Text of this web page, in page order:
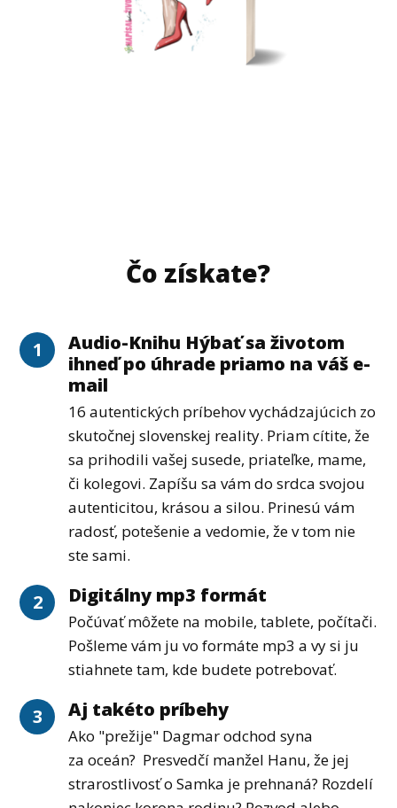
Čo získate?
1
Audio-Knihu Hýbať sa životom
ihneď po úhrade priamo na váš e-
mail
16 autentických príbehov vychádzajúcich zo
skutočnej slovenskej reality. Priam cítite, že
sa prihodili vašej susede, priateľke, mame,
či kolegovi. Zapíšu sa vám do srdca svojou
autenticitou, krásou a silou. Prinesú vám
radosť, potešenie a vedomie, že v tom nie
ste sami.
2 Digitálny mp3 formát
Počúvať môžete na mobile, tablete, počítači.
Pošleme vám ju vo formáte mp3 a vy si ju
stiahnete tam, kde budete potrebovať.
3 Aj takéto príbehy
Ako "prežije" Dagmar odchod syna
za oceán? Presvedčí manžel Hanu, že jej
strarostlivosť o Samka je prehnaná? Rozdelí